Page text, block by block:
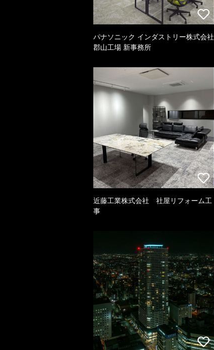
パナソニック インダストリー株式会社
郡山工場 新事務所
近藤工業株式会社 社屋リフォーム工
事